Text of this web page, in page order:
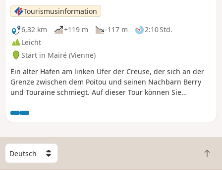
Tourismusinformation
6,32 km
+119 m -117 m
2:10 Std.
Leicht
Start in Mairé (Vienne)
Ein alter Hafen am linken Ufer der Creuse, der sich an der
Grenze zwischen dem Poitou und seinen Nachbarn Berry
und Touraine schmiegt. Auf dieser Tour können Sie
das Tal der Creuse genießen und den herrlichen Bach Gué
de la Reine überqueren.
W
ä
Z
u